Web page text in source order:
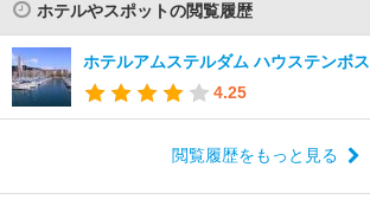
ホテルやスポットの閲覧履歴
ホテルアムステルダム ハウステンボス
4.25
閲覧履歴をもっと見る